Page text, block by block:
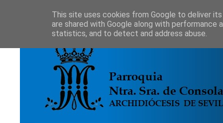
This site uses cookies from Google to deliver
are shared with Google along with
statistics, and to detect and address abuse.